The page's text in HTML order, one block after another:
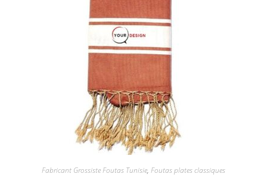
Fabricant Grossiste Foutas Tunisie, Foutas plates classiques